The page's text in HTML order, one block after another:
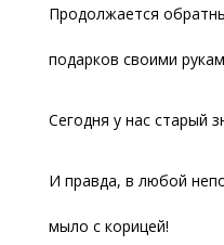
Продолжается
подарков своими
Сегодня у нас старый
И правда, в любой
мыло с корицей!